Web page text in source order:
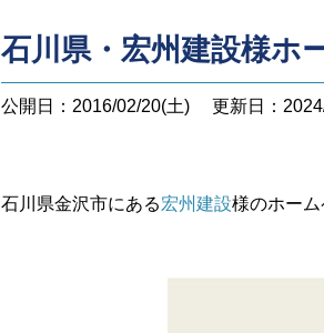
石川県・宏州建設様ホ
公開日：2016/02/20(土) 更新日：
石川県金沢市にある宏州建設様のホーム